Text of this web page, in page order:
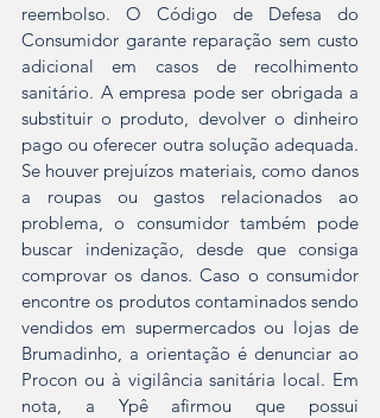
reembolso. O Código de Defesa do
Consumidor garante reparação sem custo
adicional em casos de recolhimento
sanitário. A empresa pode ser obrigada a
substituir o produto, devolver o dinheiro
pago ou oferecer outra solução adequada.
Se houver prejuízos materiais, como danos
a roupas ou gastos relacionados ao
problema, o consumidor também pode
buscar indenização, desde que consiga
comprovar os danos. Caso o consumidor
encontre os produtos contaminados sendo
vendidos em supermercados ou lojas de
Brumadinho, a orientação é denunciar ao
Procon ou à vigilância sanitária local. Em
nota, a Ypê afirmou que possui